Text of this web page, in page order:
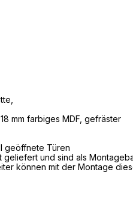
mm farbiges MDF, gefräster
geöffnete Türen
und sind als
können mit der Montage